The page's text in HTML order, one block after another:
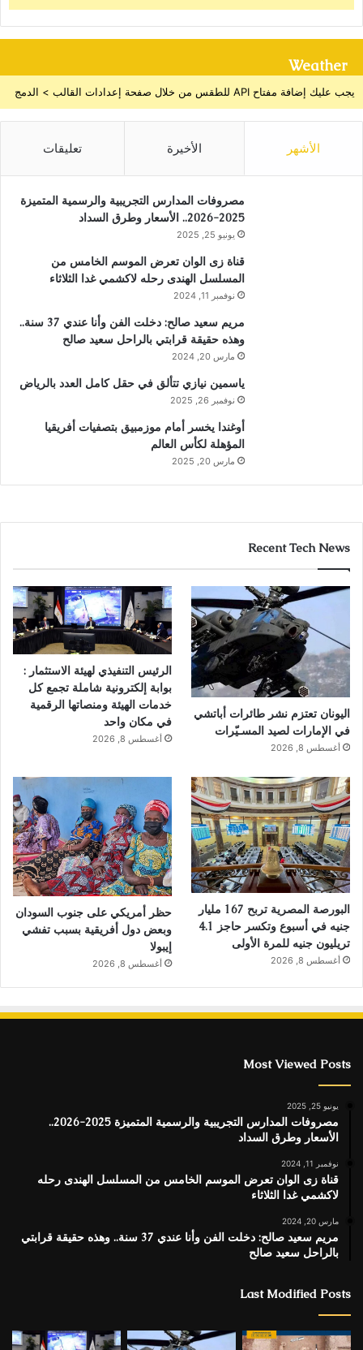
Weather
يجب عليك إضافة مفتاح API للطقس من خلال صفحة إعدادات القالب > الدمج
الأشهر الأخيرة تعليقات
مصروفات المدارس التجريبية والرسمية المتميزة
2025-2026.. الأسعار وطرق السداد
يونيو 25, 2025
قناة زى الوان تعرض الموسم الخامس من
المسلسل الهندى رحله لاكشمي غدا الثلاثاء
نوفمبر 11, 2024
مريم سعيد صالح: دخلت الفن وأنا عندي 37 سنة..
وهذه حقيقة قرابتي بالراحل سعيد صالح
مارس 20, 2024
ياسمين نيازي تتألق في حقل كامل العدد بالرياض
نوفمبر 26, 2025
أوغندا يخسر أمام موزمبيق بتصفيات أفريقيا
المؤهلة لكأس العالم
مارس 20, 2025
Recent Tech News
اليونان تعتزم نشر طائرات أباتشي
في الإمارات لصيد المسـيّرات
أغسطس 8, 2026
الرئيس التنفيذي لهيئة الاستثمار :
بوابة إلكترونية شاملة تجمع كل
خدمات الهيئة ومنصاتها الرقمية
في مكان واحد
أغسطس 8, 2026
البورصة المصرية تربح 167 مليار
جنيه في أسبوع وتكسر حاجز 4.1
تريليون جنيه للمرة الأولى
أغسطس 8, 2026
حظر أمريكي على جنوب السودان
وبعض دول أفريقية بسبب تفشي
إيبولا
أغسطس 8, 2026
Most Viewed Posts
يونيو 25, 2025
مصروفات المدارس التجريبية والرسمية المتميزة 2025-2026..
الأسعار وطرق السداد
نوفمبر 11, 2024
قناة زى الوان تعرض الموسم الخامس من المسلسل الهندى رحله
لاكشمي غدا الثلاثاء
مارس 20, 2024
مريم سعيد صالح: دخلت الفن وأنا عندي 37 سنة.. وهذه حقيقة قرابتي
بالراحل سعيد صالح
Last Modified Posts